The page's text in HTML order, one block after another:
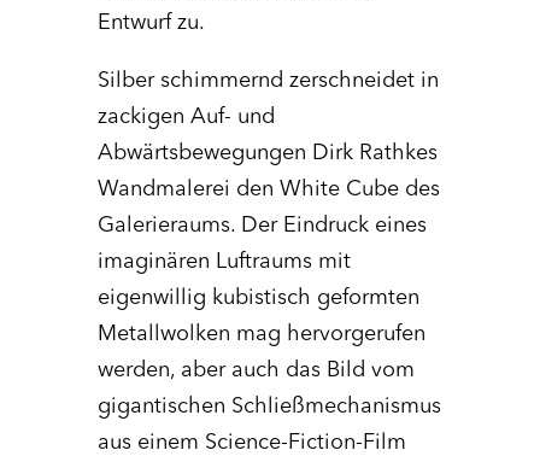
Entwurf zu.
Silber schimmernd zerschneidet in
zackigen Auf- und
Abwärtsbewegungen Dirk Rathkes
Wandmalerei den White Cube des
Galerieraums. Der Eindruck eines
imaginären Luftraums mit
eigenwillig kubistisch geformten
Metallwolken mag hervorgerufen
werden, aber auch das Bild vom
gigantischen Schließmechanismus
aus einem Science-Fiction-Film